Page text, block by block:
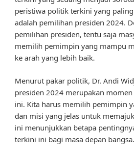
peristiwa politik terkini yang
adalah pemilihan presiden 2024.
pemilihan presiden, tentu saja
memilih pemimpin yang mampu
ke arah yang lebih baik.
Menurut pakar politik, Dr. Andi
presiden 2024 merupakan
ini. Kita harus memilih pemimpin
dan misi yang jelas untuk
ini menunjukkan betapa
terkini ini bagi masa depan bangsa.